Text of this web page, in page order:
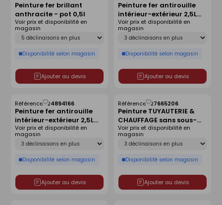
Peinture fer brillant
anthracite - pot 0,5l
Déclinaison
Disponibilité selon magasin
Voir prix et disponibilité en
magasin
Ajouter au devis
comme
liste
Peinture fer antirouille
intérieur-extérieur 2,5L
noir profond
Déclinaison
Disponibilité selon magasin
Voir prix et disponibilité en
magasin
Ajouter au devis
comme
liste
Peinture fer antirouille
intérieur-extérieur 2,5L
blanc pur
Référence :24894166
Déclinaison
Disponibilité selon magasin
Voir prix et disponibilité en
magasin
Ajouter au devis
Enregistrer
comme
liste
Peinture TUYAUTERIE &
CHAUFFAGE sans sous-
couche bidon de 0,25 litre
coloris noir mat
Référence :27665206
Déclinaison
Disponibilité selon magasin
Voir prix et disponibilité en
magasin
Ajouter au devis
Enregistrer
comme
liste